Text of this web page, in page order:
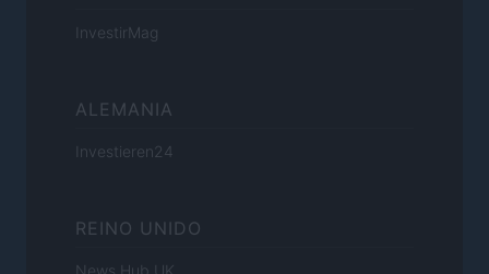
InvestirMag
ALEMANIA
Investieren24
REINO UNIDO
News Hub UK